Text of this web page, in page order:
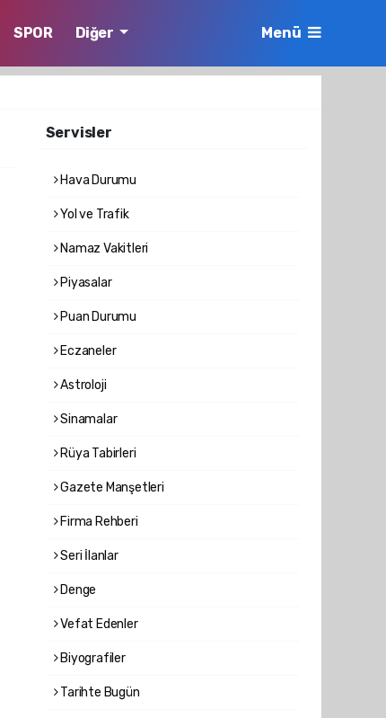
SPOR
Diğer Menü
Servisler
Hava Durumu
Yol ve Trafik
Namaz Vakitleri
Piyasalar
Puan Durumu
Eczaneler
Astroloji
Sinamalar
Rüya Tabirleri
Gazete Manşetleri
Firma Rehberi
Seri İlanlar
Denge
Vefat Edenler
Biyografiler
Tarihte Bugün